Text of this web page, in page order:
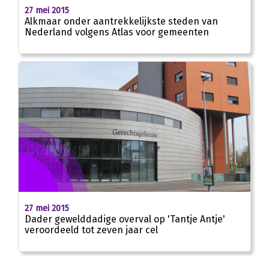
27 mei 2015
Alkmaar onder aantrekkelijkste steden van
Nederland volgens Atlas voor gemeenten
27 mei 2015
Dader gewelddadige overval op 'Tantje Antje'
veroordeeld tot zeven jaar cel